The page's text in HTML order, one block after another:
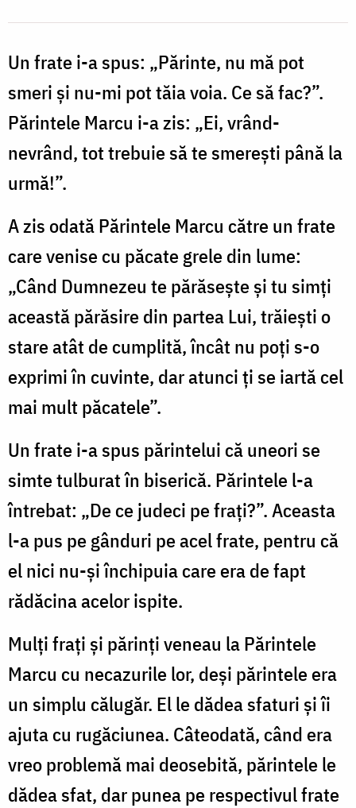
Îl
regăsim
pe
Dumnezeu
Nicolae
Pintilie
Un frate i-a spus: „Părinte, nu mă pot
smeri şi nu-mi pot tăia voia. Ce să fac?”.
Părintele Marcu i-a zis: „Ei, vrând-
nevrând, tot trebuie să te smereşti până la
urmă!”.
A zis odată Părintele Marcu către un frate
care venise cu păcate grele din lume:
„Când Dumnezeu te părăseşte şi tu simţi
această părăsire din partea Lui, trăieşti o
stare atât de cumplită, încât nu poţi s-o
exprimi în cuvinte, dar atunci ţi se iartă cel
mai mult păcatele”.
Un frate i-a spus părintelui că uneori se
simte tulburat în biserică. Părintele l-a
întrebat: „De ce judeci pe fraţi?”. Aceasta
l-a pus pe gânduri pe acel frate, pentru că
el nici nu-şi închipuia care era de fapt
rădăcina acelor ispite.
Mulţi fraţi şi părinţi veneau la Părintele
Marcu cu necazurile lor, deşi părintele era
un simplu călugăr. El le dădea sfaturi şi îi
ajuta cu rugăciunea. Câteodată, când era
vreo problemă mai deosebită, părintele le
dădea sfat, dar punea pe respectivul frate